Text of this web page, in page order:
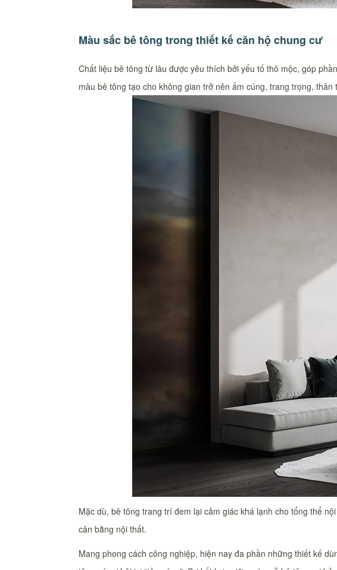
Màu sắc bê tông trong thiết kế căn hộ chung cư
Chất liệu bê tông từ lâu được yêu thích bởi yếu tố thô mộc, góp
màu bê tông tạo cho không gian trở nên ấm cúng, trang trọng, thân
Mặc dù, bê tông trang trí đem lại cảm giác khá lạnh cho tổng thể
cân bằng nội thất.
Mang phong cách công nghiệp, hiện nay đa phần những thiết kế